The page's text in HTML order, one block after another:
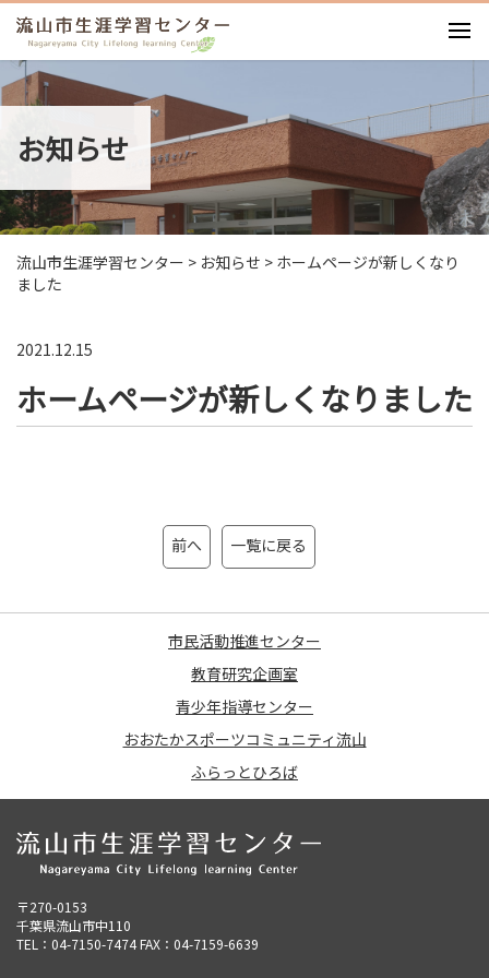
施設紹介
利用案内
利用料・図面
イベント
講座・ワークショップ
アクセス
お知らせ
流山市生涯学習センター > お知らせ > ホームページが新しくなり
ました
2021.12.15
ホームページが新しくなりました
前へ 一覧に戻る
市民活動推進センター
教育研究企画室
青少年指導センター
おおたかスポーツコミュニティ流山
ふらっとひろば
〒270-0153
千葉県流山市中110
TEL：04-7150-7474 FAX：04-7159-6639